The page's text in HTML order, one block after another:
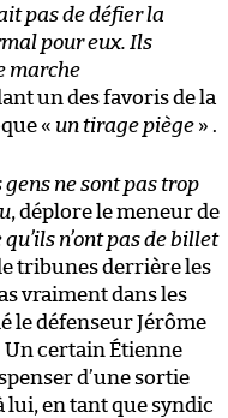
pas de défier la
pour eux. Ils
marche
un des favoris de la
« un tirage piège » .
gens ne sont pas trop
, déplore le meneur de
n’ont pas de billet
tribunes derrière les
vraiment dans les
le défenseur Jérôme
Un certain Étienne
d’une sortie
lui, en tant que syndic